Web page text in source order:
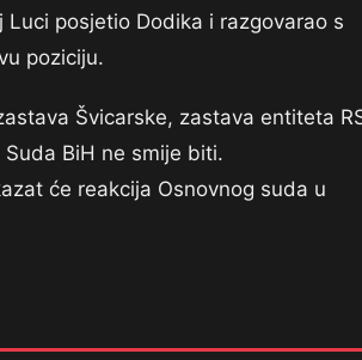
posjetio Dodika i razgovarao s
poziciju.
Švicarske, zastava entiteta
BiH ne smije biti.
će reakcija Osnovnog suda u